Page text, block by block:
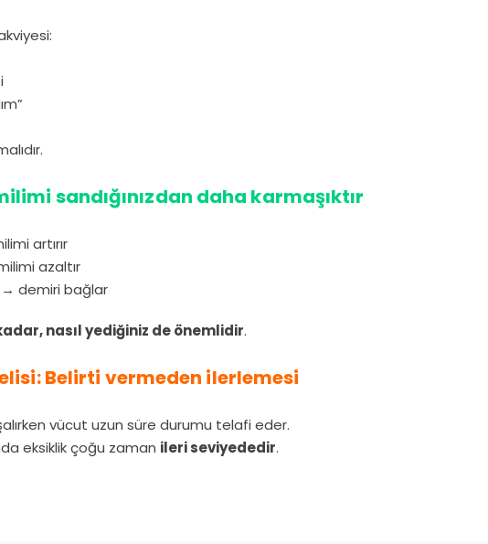
sandığınızdan daha karmaşıktır
artırır
azaltır
→ demiri bağlar
nasıl yediğiniz de önemlidir.
Belirti vermeden ilerlemesi
vücut uzun süre durumu telafi eder.
eksiklik çoğu zaman ileri seviyededir.